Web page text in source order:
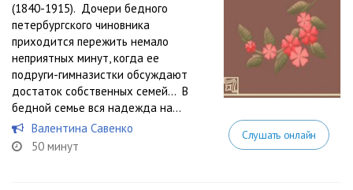
(1840-1915). Дочери бедного
петербургского чиновника
приходится пережить немало
неприятных минут, когда ее
подруги-гимназистки обсуждают
достаток собственных семей… В
бедной семье вся надежда на...
Валентина Савенко
50 минут
Слушать онлайн